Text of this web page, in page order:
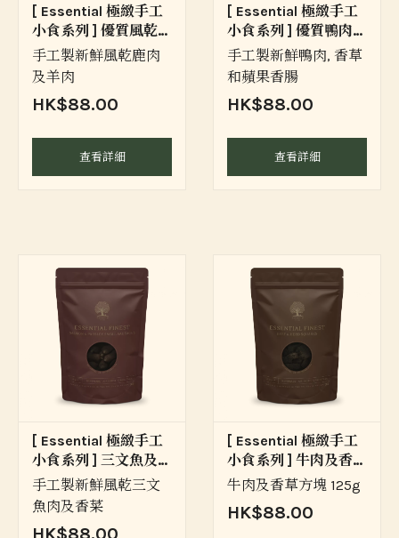
[ Essential 極緻手工
小食系列 ] 優質風乾鹿
羊肉條
手工製新鮮風乾鹿肉
及羊肉
HK$88.00
查看詳細
[ Essential 極緻手工
小食系列 ] 優質鴨肉蘋
果草本香腸
手工製新鮮鴨肉, 香草
和蘋果香腸
HK$88.00
查看詳細
[ Essential 極緻手工
小食系列 ] 三文魚及香
菜香腸
手工製新鮮風乾三文
魚肉及香菜
[ Essential 極緻手工
小食系列 ] 牛肉及香草
方塊
牛肉及香草方塊 125g
HK$88.00